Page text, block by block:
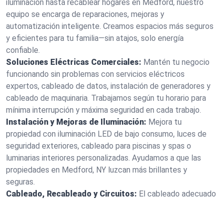
iluminación hasta recablear hogares en Medford, nuestro
equipo se encarga de reparaciones, mejoras y
automatización inteligente. Creamos espacios más seguros
y eficientes para tu familia—sin atajos, solo energía
confiable.
Soluciones Eléctricas Comerciales: Mantén tu negocio
funcionando sin problemas con servicios eléctricos
expertos, cableado de datos, instalación de generadores y
cableado de maquinaria. Trabajamos según tu horario para
mínima interrupción y máxima seguridad en cada trabajo.
Instalación y Mejoras de Iluminación: Mejora tu
propiedad con iluminación LED de bajo consumo, luces de
seguridad exteriores, cableado para piscinas y spas o
luminarias interiores personalizadas. Ayudamos a que las
propiedades en Medford, NY luzcan más brillantes y
seguras.
Cableado, Recableado y Circuitos: El cableado adecuado